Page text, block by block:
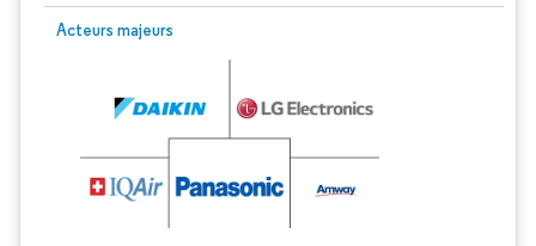
Acteurs majeurs